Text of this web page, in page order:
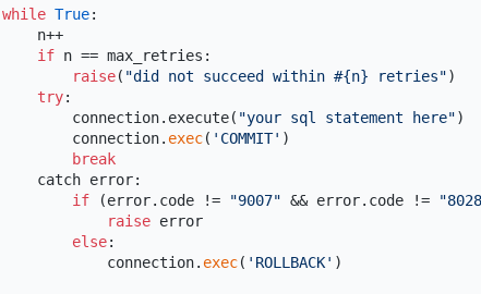
while True:
    n++
if n == max_retries:
raise( "did not succeed within #{n} retries")
try:
        connection.execute(
"your sql statement here")
        connection.
exec( 'COMMIT' )
break
    catch error:
if (error.code != "9007" && error.code !=
raise error
else:
            connection.
exec( 'ROLLBACK' )